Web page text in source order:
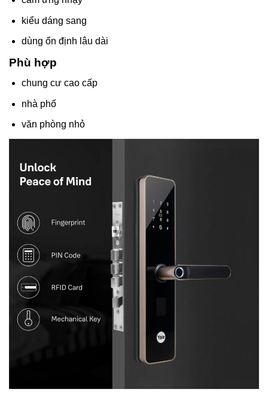
kiểu dáng sang
dùng ổn định lâu dài
Phù hợp
chung cư cao cấp
nhà phố
văn phòng nhỏ